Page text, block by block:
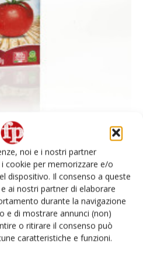
noi e i nostri partner
cookie per memorizzare e/o
dispositivo. Il consenso a queste
ai nostri partner di elaborare
durante la navigazione
e di mostrare annunci (non)
o ritirare il consenso può
caratteristiche e funzioni.
Pomì
delle principali insegne della
maneggevole, il salva goccia, e
riponibile in frigorifero